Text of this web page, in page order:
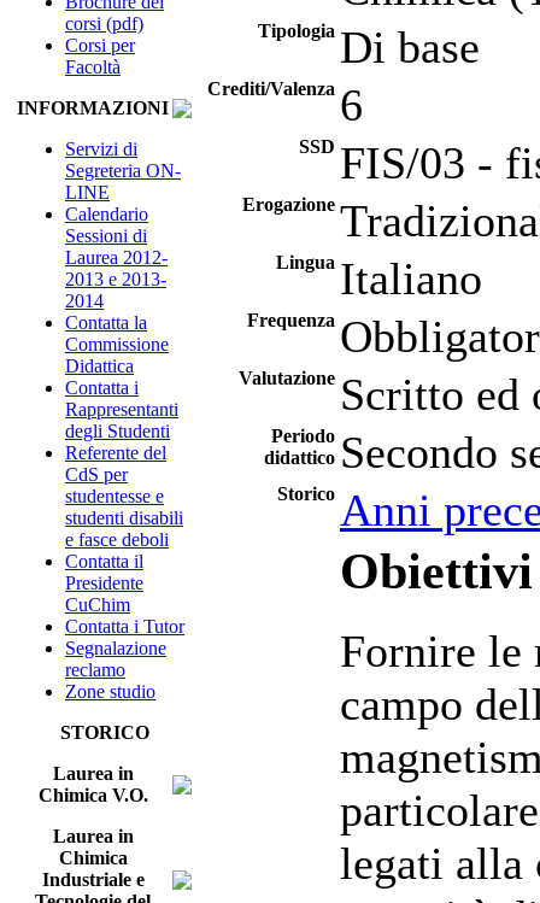
corsi (pdf)
Corsi per
Facoltà
INFORMAZIONI
Servizi di
Segreteria ON-
LINE
Calendario
Sessioni di
Laurea 2012-
2013 e 2013-
2014
Contatta la
Commissione
Didattica
Contatta i
Rappresentanti
degli Studenti
Referente del
CdS per
studentesse e
studenti disabili
e fasce deboli
Contatta il
Presidente
CuChim
Contatta i Tutor
Segnalazione
reclamo
Zone studio
STORICO
Laurea in
Chimica V.O.
Laurea in
Chimica
Industriale e
Tipologia Di base
Crediti/Valenza 6
SSD FIS/03 -
Erogazione
Lingua Italiano
Frequenza
Valutazione Scritto ed
Periodo
didattico Secondo
Storico Anni
Fornire le
campo
legati alla